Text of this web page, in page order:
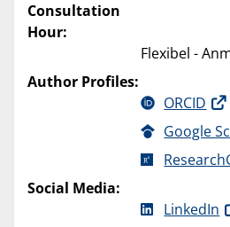
Consultation
Hour:
Flexibel -
Author Profiles:
ORCID
Google
Social Media:
LinkedIn